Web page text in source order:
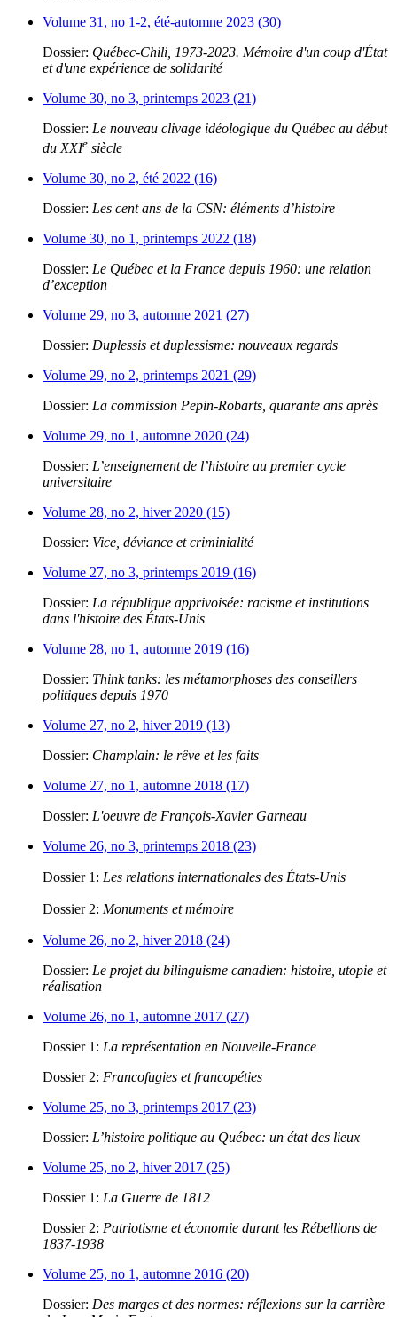
Volume 31, no 1-2, été-automne 2023 (30)
Dossier: Québec-Chili, 1973-2023. Mémoire d'un coup d'État
et d'une expérience de solidarité
Volume 30, no 3, printemps 2023 (21)
Dossier: Le nouveau clivage idéologique du Québec au début
du XXIe siècle
Volume 30, no 2, été 2022 (16)
Dossier: Les cent ans de la CSN: éléments d’histoire
Volume 30, no 1, printemps 2022 (18)
Dossier: Le Québec et la France depuis 1960: une relation
d’exception
Volume 29, no 3, automne 2021 (27)
Dossier: Duplessis et duplessisme: nouveaux regards
Volume 29, no 2, printemps 2021 (29)
Dossier: La commission Pepin-Robarts, quarante ans après
Volume 29, no 1, automne 2020 (24)
Dossier: L’enseignement de l’histoire au premier cycle
universitaire
Volume 28, no 2, hiver 2020 (15)
Dossier: Vice, déviance et criminialité
Volume 27, no 3, printemps 2019 (16)
Dossier: La république apprivoisée: racisme et institutions
dans l'histoire des États-Unis
Volume 28, no 1, automne 2019 (16)
Dossier: Think tanks: les métamorphoses des conseillers
politiques depuis 1970
Volume 27, no 2, hiver 2019 (13)
Dossier: Champlain: le rêve et les faits
Volume 27, no 1, automne 2018 (17)
Dossier: L'oeuvre de François-Xavier Garneau
Volume 26, no 3, printemps 2018 (23)
Dossier 1: Les relations internationales des États-Unis
Dossier 2: Monuments et mémoire
Volume 26, no 2, hiver 2018 (24)
Dossier: Le projet du bilinguisme canadien: histoire, utopie et
réalisation
Volume 26, no 1, automne 2017 (27)
Dossier 1: La représentation en Nouvelle-France
Dossier 2: Francofugies et francopéties
Volume 25, no 3, printemps 2017 (23)
Dossier: L’histoire politique au Québec: un état des lieux
Volume 25, no 2, hiver 2017 (25)
Dossier 1: La Guerre de 1812
Dossier 2: Patriotisme et économie durant les Rébellions de
1837-1938
Volume 25, no 1, automne 2016 (20)
Dossier: Des marges et des normes: réflexions sur la carrière